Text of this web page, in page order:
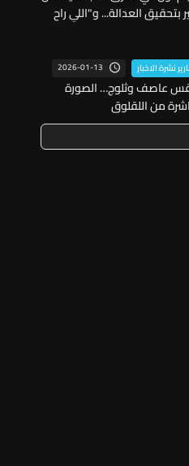
بتحقيق العدالة... و"اللي راح
نشرة الاخبار 2026-01-13
عاصف وثلوج… الصورة
من اللقلوق